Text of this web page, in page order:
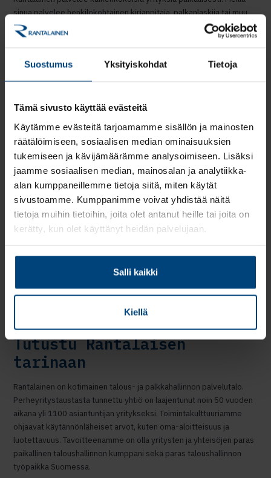
Suostumus Yksityiskohdat Tietoja
Tämä sivusto käyttää evästeitä
Käytämme evästeitä tarjoamamme sisällön ja mainosten
räätälöimiseen, sosiaalisen median ominaisuuksien
tukemiseen ja kävijämäärämme analysoimiseen. Lisäksi
jaamme sosiaalisen median, mainosalan ja analytiikka-
alan kumppaneillemme tietoja siitä, miten käytät
sivustoamme. Kumppanimme voivat yhdistää näitä
tietoja muihin tietoihin, joita olet antanut heille tai joita on
kerätty, kun olet käyttänyt heidän palvelujaan.
Salli kaikki
Kiellä
sinua palvelee henkilökohtainen kirjanpitäjä, palkanlaskija tai muu
alan asiantuntija. Palveluihimme kuuluvat mm. kirjanpito,
palkanlaskenta ja sähköinen taloushallinto. Asiantuntijamme
Palvelumme skaalautuvat yrityksen elinkaaren ja koon mukaisesti.
Tutustu myösAsiakkuuteni-sivuun
Lue lisää!
Tutustu Rantalaisen
tarinaan
Rantalainen on kotimainen talous- ja palkkahallinnon palvelutalo.
Perheyritystaustasta tunnettu yhtiö on laajentunut noin 50 vuoden
aikana yli 1100 asiantuntijan yritykseksi. Toimintakulttuuriamme
ohjaavat käytännönläheiset arvot, kuten oma-aloitteisuus ja
luotettavuus. Tavoitteenamme on olla yritysten ja yhteisöjen paras
paikallinen taloushallinnon kumppani sekä paras taloushallinnon
työpaikka Suomessa.